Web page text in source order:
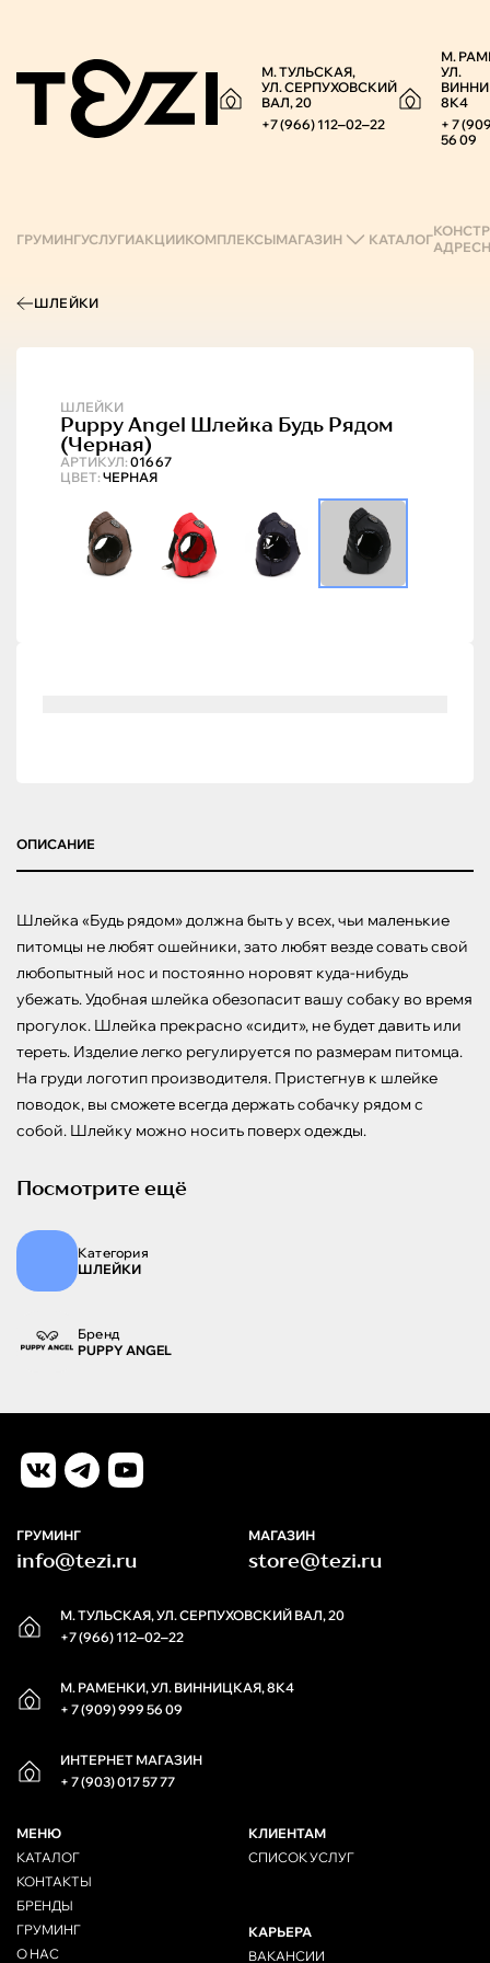
М. ТУЛЬСКАЯ,
УЛ. СЕРПУХОВСКИЙ
ВАЛ, 20
+7 (966) 112‒02‒22
М.
УЛ.
8К4
+ 7
56 09
ГРУМИНГУСЛУГИАКЦИИКОМПЛЕКСЫМАГАЗИН КАТАЛОГ
ШЛЕЙКИ
ШЛЕЙКИ
АРТИКУЛ: 01667
Puppy Angel Шлейка Будь Рядом
(черная)
ЦВЕТ: ЧЕРНАЯ
ОПИСАНИЕ
Шлейка «Будь рядом» должна быть у всех, чьи маленькие
питомцы не любят ошейники, зато любят везде совать свой
любопытный нос и постоянно норовят куда-нибудь
убежать. Удобная шлейка обезопасит вашу собаку во время
прогулок. Шлейка прекрасно «сидит», не будет давить или
тереть. Изделие легко регулируется по размерам питомца.
На груди логотип производителя. Пристегнув к шлейке
поводок, вы сможете всегда держать собачку рядом с
собой. Шлейку можно носить поверх одежды.
Посмотрите ещё
Категория
ШЛЕЙКИ
Бренд
PUPPY ANGEL
М. ТУЛЬСКАЯ, УЛ. СЕРПУХОВСКИЙ ВАЛ, 20
+7 (966) 112‒02‒22
М. РАМЕНКИ, УЛ. ВИННИЦКАЯ, 8К4
+ 7 (909) 999 56 09
ИНТЕРНЕТ МАГАЗИН
+ 7 (903) 017 57 77
ГРУМИНГ
info@tezi.ru
МАГАЗИН
store@tezi.ru
МЕНЮ
КАТАЛОГ
КОНТАКТЫ
БРЕНДЫ
ГРУМИНГ
О НАС
КЛИЕНТАМ
СПИСОК УСЛУГ
КАРЬЕРА
ВАКАНСИИ